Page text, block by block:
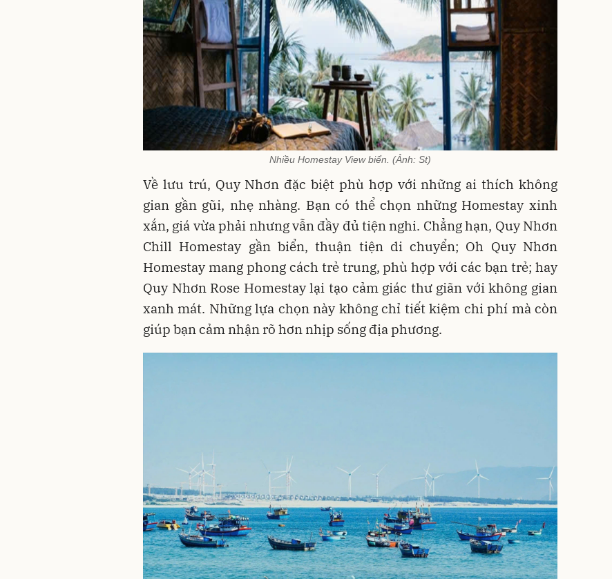
Nhiều Homestay View biển. (Ảnh: St)
Về lưu trú, Quy Nhơn đặc biệt phù hợp với những ai thích không
gian gần gũi, nhẹ nhàng. Bạn có thể chọn những Homestay xinh
xắn, giá vừa phải nhưng vẫn đầy đủ tiện nghi. Chẳng hạn, Quy Nhơn
Chill Homestay gần biển, thuận tiện di chuyển; Oh Quy Nhơn
Homestay mang phong cách trẻ trung, phù hợp với các bạn trẻ; hay
Quy Nhơn Rose Homestay lại tạo cảm giác thư giãn với không gian
xanh mát. Những lựa chọn này không chỉ tiết kiệm chi phí mà còn
giúp bạn cảm nhận rõ hơn nhịp sống địa phương.